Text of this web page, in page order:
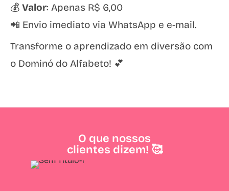
💰 Valor: Apenas R$ 6,00
📲 Envio imediato via WhatsApp e e-mail.
Transforme o aprendizado em diversão com
o Dominó do Alfabeto! 💕
O que nossos
clientes dizem! 🥰